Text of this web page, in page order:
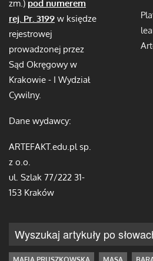
zm.) pod numerem
rej. Pr. 3199 w księdze
rejestrowej
prowadzonej przez
Sąd Okręgowy w
Krakowie - I Wydział
Cywilny.
Dane wydawcy:
ARTEFAKT.edu.pl sp.
z o.o.
ul. Szlak 77/222 31-
153 Kraków
Wyszukaj artykuły po